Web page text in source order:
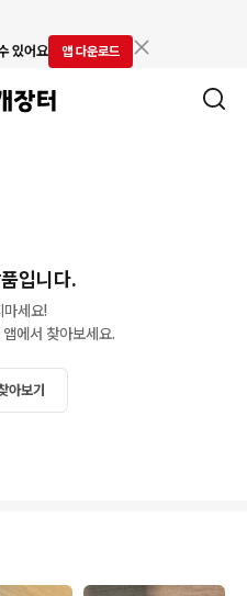
있어요 앱 다운로드
입니다.
마세요!
에서 찾아보세요.
아보기